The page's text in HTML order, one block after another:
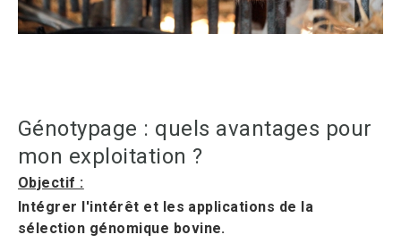
Génotypage : quels avantages pour
mon exploitation ?
Objectif :
Intégrer l'intérêt et les applications de la
sélection génomique bovine.